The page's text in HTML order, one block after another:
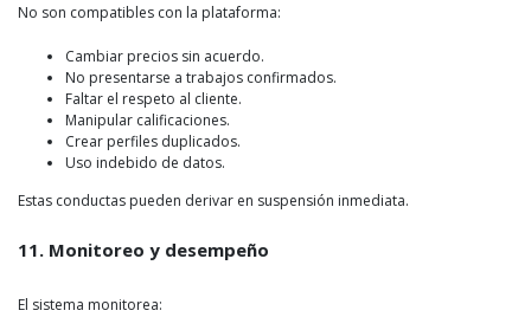
No son compatibles con la plataforma:
Cambiar precios sin acuerdo.
No presentarse a trabajos confirmados.
Faltar el respeto al cliente.
Manipular calificaciones.
Crear perfiles duplicados.
Uso indebido de datos.
Estas conductas pueden derivar en suspensión inmediata.
11. Monitoreo y desempeño
El sistema monitorea: